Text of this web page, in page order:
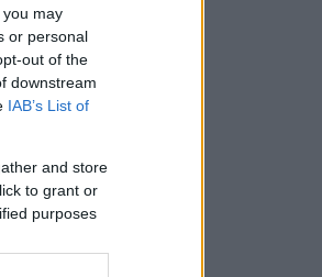
may
or personal
out of the
downstream
IAB’s List of
and store
to grant or
purposes